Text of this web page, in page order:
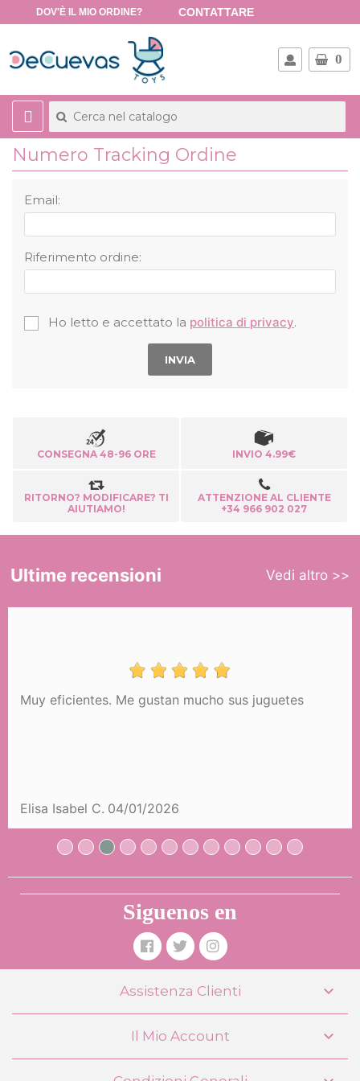
DOV'È IL MIO ORDINE? CONTATTARE
0
Numero Tracking Ordine
Email:
Riferimento ordine:
Ho letto e accettato la politica di privacy.
INVIA
CONSEGNA 48-96 ORE INVIO 4.99€
RITORNO? MODIFICARE? TI
AIUTIAMO!
ATTENZIONE AL CLIENTE
+34 966 902 027
Ultime recensioni Vedi altro >>
Muy eficientes. Me gustan mucho sus juguetes
Elisa Isabel C. 04/01/2026
Siguenos en
Assistenza Clienti 
Il Mio Account 